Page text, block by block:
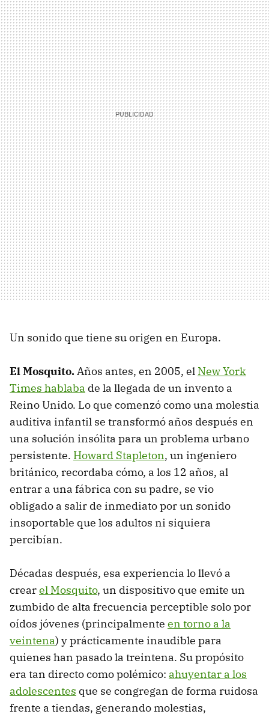
Un sonido que tiene su origen en Europa.
El Mosquito.Años antes, en 2005, el New York
Times hablaba de la llegada de un invento a
Reino Unido. Lo que comenzó como una molestia
auditiva infantil se transformó años después en
una solución insólita para un problema urbano
persistente. Howard Stapleton, un ingeniero
británico, recordaba cómo, a los 12 años, al
entrar a una fábrica con su padre, se vio
obligado a salir de inmediato por un sonido
insoportable que los adultos ni siquiera
percibían.
Décadas después, esa experiencia lo llevó a
crearel Mosquito, un dispositivo que emite un
zumbido de alta frecuencia perceptible solo por
oídos jóvenes (principalmente en torno a la
veintena) y prácticamente inaudible para
quienes han pasado la treintena. Su propósito
era tan directo como polémico: ahuyentar a los
adolescentes que se congregan de forma ruidosa
frente a tiendas, generando molestias,